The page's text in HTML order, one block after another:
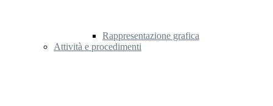
Rappresentazione grafica
Attività e procedimenti